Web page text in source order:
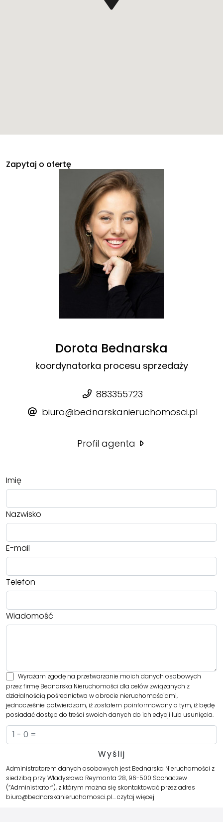
Zapytaj o ofertę
Dorota Bednarska
koordynatorka procesu sprzedaży
883355723
biuro@bednarskanieruchomosci.pl
Profil agenta
Imię
Nazwisko
E-mail
Telefon
Wiadomość
Wyrażam zgodę na przetwarzanie moich danych osobowych
przez firmę Bednarska Nieruchomości dla celów związanych z
działalnością pośrednictwa w obrocie nieruchomościami,
jednocześnie potwierdzam, iż zostałem poinformowany o tym, iż będę
posiadać dostęp do treści swoich danych do ich edycji lub usunięcia.
Administratorem danych osobowych jest Bednarska Nieruchomości z
siedzibą przy Władysława Reymonta 28, 96-500 Sochaczew
(“Administrator”), z którym można się skontaktować przez adres
biuro@bednarskanieruchomosci.pl…czytaj więcej